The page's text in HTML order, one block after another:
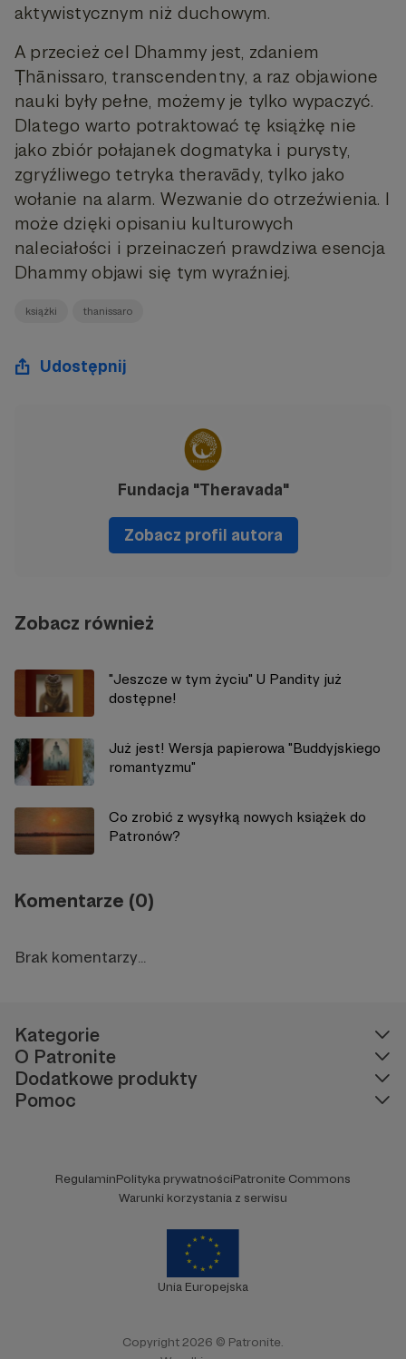
aktywistycznym niż duchowym.
A przecież cel Dhammy jest, zdaniem
Ṭhānissaro, transcendentny, a raz objawione
nauki były pełne, możemy je tylko wypaczyć.
Dlatego warto potraktować tę książkę nie
jako zbiór połajanek dogmatyka i purysty,
zgryźliwego tetryka theravādy, tylko jako
wołanie na alarm. Wezwanie do otrzeźwienia. I
może dzięki opisaniu kulturowych
naleciałości i przeinaczeń prawdziwa esencja
Dhammy objawi się tym wyraźniej.
książki thanissaro
Udostępnij
Fundacja "Theravada"
Zobacz profil autora
Zobacz również
"Jeszcze w tym życiu" U Pandity już
dostępne!
Już jest! Wersja papierowa "Buddyjskiego
romantyzmu"
Co zrobić z wysyłką nowych książek do
Patronów?
Komentarze (0)
Brak komentarzy...
Kategorie
O Patronite
Dodatkowe produkty
Pomoc
RegulaminPolityka prywatnościPatronite Commons
Warunki korzystania z serwisu
Unia Europejska
Copyright 2026 © Patronite.